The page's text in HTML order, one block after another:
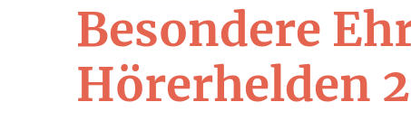
Besondere
Hörerhelden